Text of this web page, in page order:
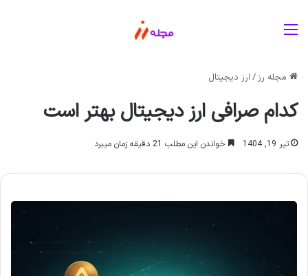
مجله رز/ ارز دیجیتال
کدام صرافی ارز دیجیتال بهتر است
تیر 19, 1404 خواندن این مطلب 21 دقیقه زمان میبرد